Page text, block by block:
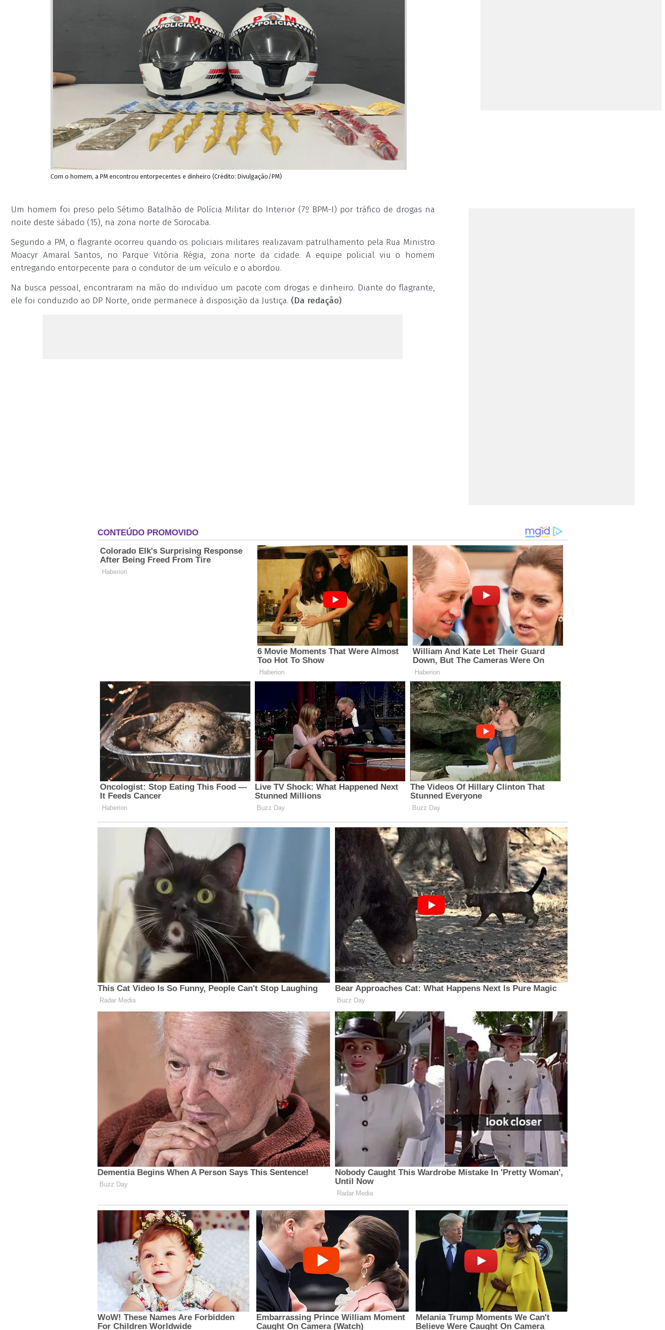
Com o homem, a PM encontrou entorpecentes e dinheiro (Crédito: Divulgação/PM)
Um homem foi preso pelo Sétimo Batalhão de Polícia Militar do Interior (7º BPM-I) por tráfico de drogas na
noite deste sábado (15), na zona norte de Sorocaba.
Segundo a PM, o flagrante ocorreu quando os policiais militares realizavam patrulhamento pela Rua Ministro
Moacyr Amaral Santos, no Parque Vitória Régia, zona norte da cidade. A equipe policial viu o homem
entregando entorpecente para o condutor de um veículo e o abordou.
Na busca pessoal, encontraram na mão do indivíduo um pacote com drogas e dinheiro. Diante do flagrante,
ele foi conduzido ao DP Norte, onde permanece à disposição da Justiça. (Da redação)